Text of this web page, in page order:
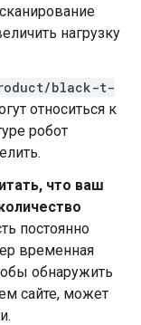
нагрузку
black-t-
относиться к
робот
что ваш
постоянно
временная
обнаружить
сайте, может